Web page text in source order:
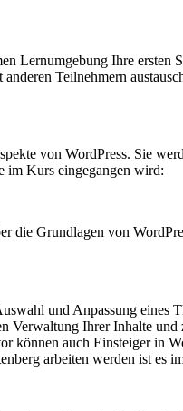
Ihre ersten
Teilnehmern
von WordPress. Sie
im Kurs eingegangen wird:
Grundlagen von
und Anpassung eines
Ihrer Inhalte
können auch Einsteiger in
arbeiten werden ist es